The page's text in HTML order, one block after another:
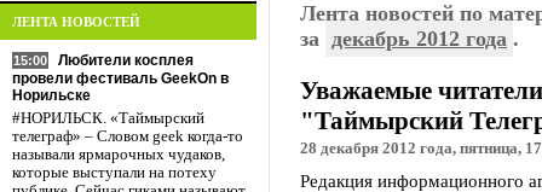
ЛЕНТА НОВОСТЕЙ
15:00
Любители косплея
провели фестиваль GeekOn в
Норильске
#НОРИЛЬСК. «Таймырский
телеграф» – Словом geek когда-то
называли ярмарочных чудаков,
которые выступали на потеху
Лента новостей по
за декабрь 2012 года .
Уважаемые
"Таймырский
28 декабря 2012 года, пятница,
Редакция информационного